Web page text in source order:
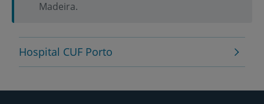
Madeira.
Hospital CUF Porto